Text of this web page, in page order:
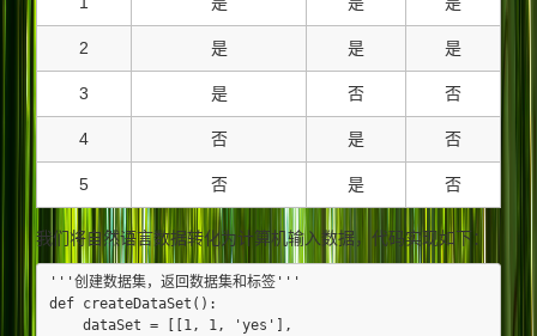
2 是 是 是
3 是 否 否
4 否 是 否
5 否 是 否
我们将自然语言数据转化为计算机输入数据，代码实现如下：
'''创建数据集，返回数据集和标签'''
def createDataSet():
    dataSet = [[1, 1, 'yes'],